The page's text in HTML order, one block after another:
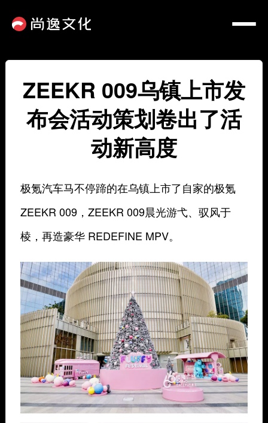
ZEEKR 009乌镇上市发
布会活动策划卷出了活
动新高度
极氪汽车马不停蹄的在乌镇上市了自家的极氪
ZEEKR 009，ZEEKR 009晨光游弋、驭风于
棱，再造豪华 REDEFINE MPV。